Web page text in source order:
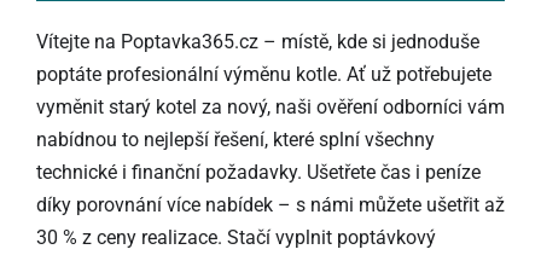
Vítejte na Poptavka365.cz – místě, kde si jednoduše
poptáte profesionální výměnu kotle. Ať už potřebujete
vyměnit starý kotel za nový, naši ověření odborníci vám
nabídnou to nejlepší řešení, které splní všechny
technické i finanční požadavky. Ušetřete čas i peníze
díky porovnání více nabídek – s námi můžete ušetřit až
30 % z ceny realizace. Stačí vyplnit poptávkový